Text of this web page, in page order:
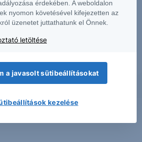
– teljes vagy részleges – felhasználása,
átdolgozása, terjesztése kizárólag a Társaság
lehetséges. A jelen dokumentumban foglaltak
oldalon, illetve a Társaság ügyletek előtti
érdekében. A weboldalon
nyomon követésével kifejezetten az
üzenetet juttathatunk el Önnek.
letöltése
a javasolt sütibeállításokat
kezelése